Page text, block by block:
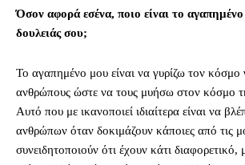
Όσον αφορά εσένα, ποιο είναι το
δουλειάς σου;
Το αγαπημένο μου είναι να γυρίζω τον κόσμο
ανθρώπους ώστε να τους μυήσω στον κόσμο
Αυτό που με ικανοποιεί ιδιαίτερα είναι να
ανθρώπων όταν δοκιμάζουν κάποιες από τις
συνειδητοποιούν ότι έχουν κάτι διαφορετικό,